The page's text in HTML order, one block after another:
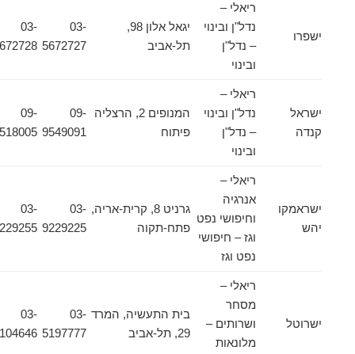
ישפרו
ריאלי –
נדל"ן ובינוי
– נדל"ן
ובינוי
יגאל אלון 98,
תל-אביב
5672727
5672728
ישראל
קנדה
ריאלי –
נדל"ן ובינוי
– נדל"ן
ובינוי
המנופים 2, הרצליה
פיתוח
09-
9549091
9518005
ישראמקו
ריאלי –
אנרגיה
וחיפושי נפט
וגז – חיפושי
נפט וגז
גרניט 8, קרית-אריה,
פתח-תקוה
03-
9229225
9229255
ישרוטל
ריאלי –
מסחר
ושרותים –
מלונאות
בית התעשיה, המרד 03-
5197777
5104646